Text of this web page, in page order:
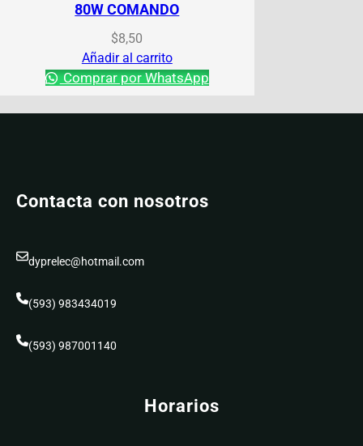
80W COMANDO
$8,50
Añadir al carrito
Comprar por WhatsApp
Contacta con nosotros
dyprelec@hotmail.com
(593) 983434019
(593) 987001140
Horarios